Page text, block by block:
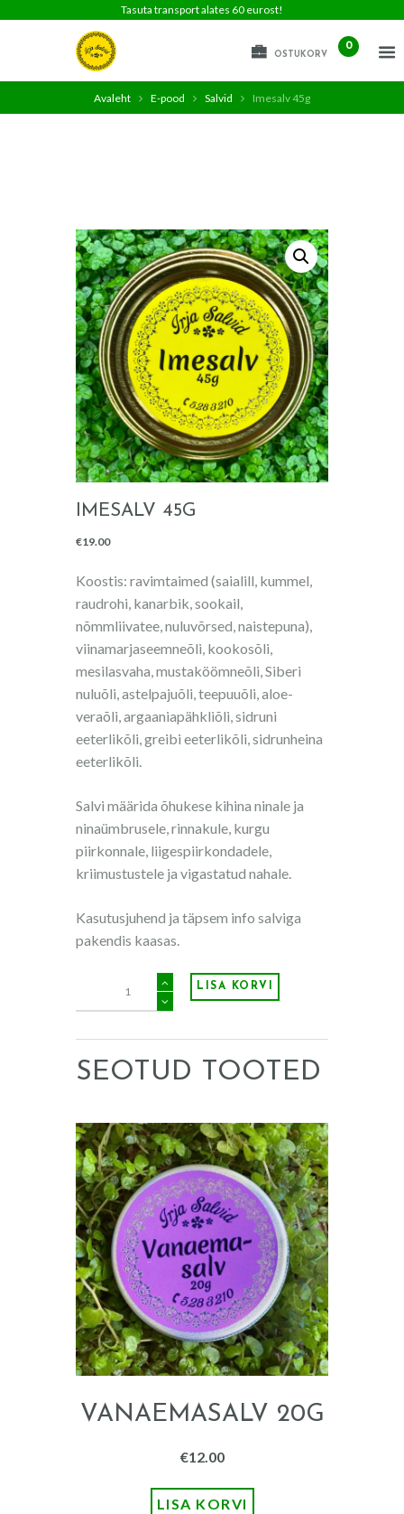
Tasuta transport alates 60 eurost!
OSTUKORV
0
Avaleht E-pood Salvid Imesalv 45g
IMESALV 45G
€19.00
Koostis: ravimtaimed (saialill, kummel,
raudrohi, kanarbik, sookail,
nõmmliivatee, nuluvõrsed, naistepuna),
viinamarjaseemneõli, kookosõli,
mesilasvaha, mustaköömneõli, Siberi
nuluõli, astelpajuõli, teepuuõli, aloe-
veraõli, argaaniapähkliõli, sidruni
eeterlikõli, greibi eeterlikõli, sidrunheina
eeterlikõli.
Salvi määrida õhukese kihina ninale ja
ninaümbrusele, rinnakule, kurgu
piirkonnale, liigespiirkondadele,
kriimustustele ja vigastatud nahale.
Kasutusjuhend ja täpsem info salviga
pakendis kaasas.
LISA KORVI
SEOTUD TOOTED
VANAEMASALV 20G
€12.00
LISA KORVI